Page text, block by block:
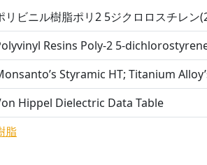
リビニル樹脂ポリ2 5ジクロロスチレン
Resins Poly-2 5-
Styramic HT; Titanium
Hippel Dielectric Data Table
脂